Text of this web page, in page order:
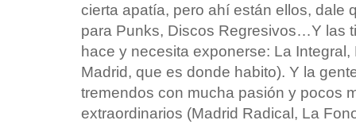
cierta apatía, pero ahí están ellos, dale
para Punks, Discos Regresivos…Y las
hace y necesita exponerse: La
Madrid, que es donde habito). Y la
tremendos con mucha pasión y pocos
extraordinarios (Madrid Radical, La